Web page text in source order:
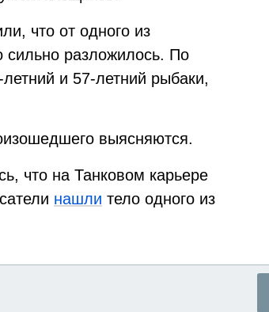
что от одного из
сильно разложилось. По
и 57-летний рыбаки,
выясняются.
что на Танковом карьере
нашли тело одного из